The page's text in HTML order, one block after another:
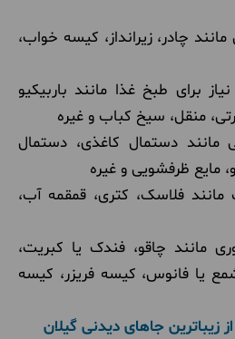
چادر، زیرانداز، کیسه خواب،
برای طبخ غذا مانند باربیکیو
منقل، سیخ کباب و غیره
مانند دستمال کاغذی، دستمال
مایع ظرفشویی و غیره
فلاسک، کتری، قمقمه آب،
مانند چاقو، فندک یا کبریت،
یا فانوس، کیسه فریزر، کیسه